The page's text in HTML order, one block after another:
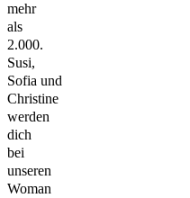
mehr
als
2.000.
Susi,
Sofia und
Christine
werden
dich
bei
unseren
Woman